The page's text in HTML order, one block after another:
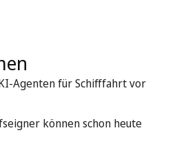
Agenten für Schifffahrt vor
können schon heute